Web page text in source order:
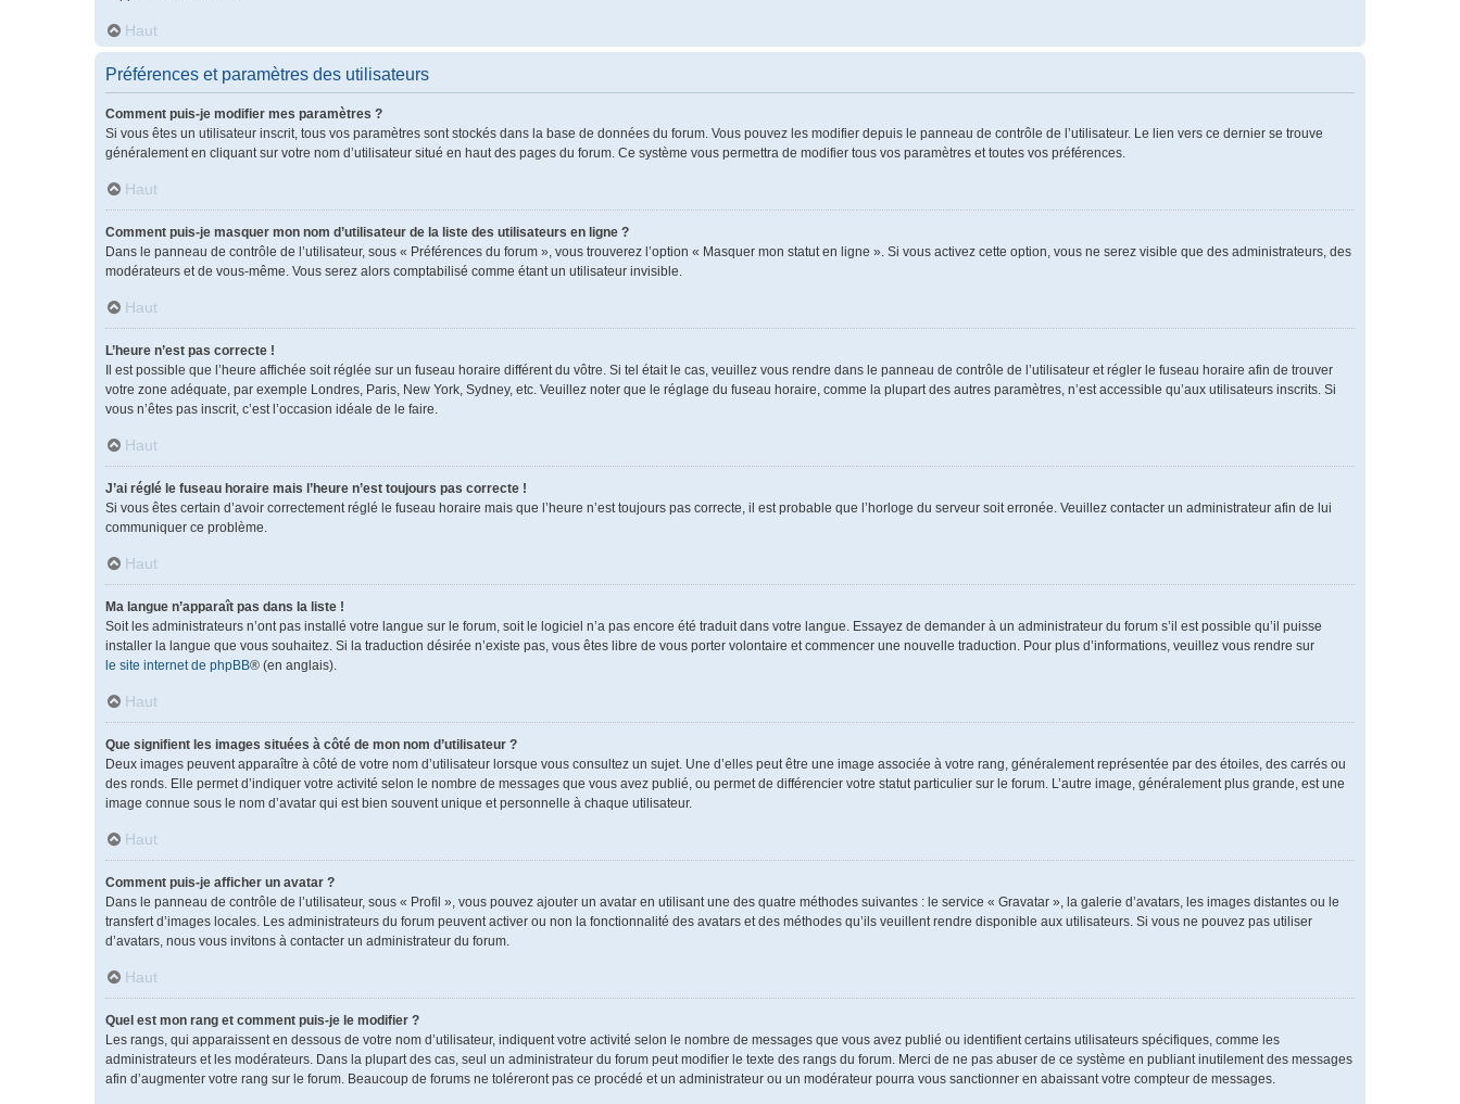
Haut
Préférences et paramètres des utilisateurs
Comment puis-je modifier mes paramètres ?
Si vous êtes un utilisateur inscrit, tous vos paramètres sont stockés dans la base de données du forum. Vous pouvez les modifier depuis le panneau de contrôle de l’utilisateur. Le lien vers ce dernier se trouve
généralement en cliquant sur votre nom d’utilisateur situé en haut des pages du forum. Ce système vous permettra de modifier tous vos paramètres et toutes vos préférences.
Haut
Comment puis-je masquer mon nom d’utilisateur de la liste des utilisateurs en ligne ?
Dans le panneau de contrôle de l’utilisateur, sous « Préférences du forum », vous trouverez l’option « Masquer mon statut en ligne ». Si vous activez cette option, vous ne serez visible que des administrateurs, des
modérateurs et de vous-même. Vous serez alors comptabilisé comme étant un utilisateur invisible.
Haut
L’heure n’est pas correcte !
Il est possible que l’heure affichée soit réglée sur un fuseau horaire différent du vôtre. Si tel était le cas, veuillez vous rendre dans le panneau de contrôle de l’utilisateur et régler le fuseau horaire afin de trouver
votre zone adéquate, par exemple Londres, Paris, New York, Sydney, etc. Veuillez noter que le réglage du fuseau horaire, comme la plupart des autres paramètres, n’est accessible qu’aux utilisateurs inscrits. Si
vous n’êtes pas inscrit, c’est l’occasion idéale de le faire.
Haut
J’ai réglé le fuseau horaire mais l’heure n’est toujours pas correcte !
Si vous êtes certain d’avoir correctement réglé le fuseau horaire mais que l’heure n’est toujours pas correcte, il est probable que l’horloge du serveur soit erronée. Veuillez contacter un administrateur afin de lui
communiquer ce problème.
Haut
Ma langue n’apparaît pas dans la liste !
Soit les administrateurs n’ont pas installé votre langue sur le forum, soit le logiciel n’a pas encore été traduit dans votre langue. Essayez de demander à un administrateur du forum s’il est possible qu’il puisse
installer la langue que vous souhaitez. Si la traduction désirée n’existe pas, vous êtes libre de vous porter volontaire et commencer une nouvelle traduction. Pour plus d’informations, veuillez vous rendre sur
le site internet de phpBB® (en anglais).
Haut
Que signifient les images situées à côté de mon nom d’utilisateur ?
Deux images peuvent apparaître à côté de votre nom d’utilisateur lorsque vous consultez un sujet. Une d’elles peut être une image associée à votre rang, généralement représentée par des étoiles, des carrés ou
des ronds. Elle permet d’indiquer votre activité selon le nombre de messages que vous avez publié, ou permet de différencier votre statut particulier sur le forum. L’autre image, généralement plus grande, est une
image connue sous le nom d’avatar qui est bien souvent unique et personnelle à chaque utilisateur.
Haut
Comment puis-je afficher un avatar ?
Dans le panneau de contrôle de l’utilisateur, sous « Profil », vous pouvez ajouter un avatar en utilisant une des quatre méthodes suivantes : le service « Gravatar », la galerie d’avatars, les images distantes ou le
transfert d’images locales. Les administrateurs du forum peuvent activer ou non la fonctionnalité des avatars et des méthodes qu’ils veuillent rendre disponible aux utilisateurs. Si vous ne pouvez pas utiliser
d’avatars, nous vous invitons à contacter un administrateur du forum.
Haut
Quel est mon rang et comment puis-je le modifier ?
Les rangs, qui apparaissent en dessous de votre nom d’utilisateur, indiquent votre activité selon le nombre de messages que vous avez publié ou identifient certains utilisateurs spécifiques, comme les
administrateurs et les modérateurs. Dans la plupart des cas, seul un administrateur du forum peut modifier le texte des rangs du forum. Merci de ne pas abuser de ce système en publiant inutilement des messages
afin d’augmenter votre rang sur le forum. Beaucoup de forums ne toléreront pas ce procédé et un administrateur ou un modérateur pourra vous sanctionner en abaissant votre compteur de messages.